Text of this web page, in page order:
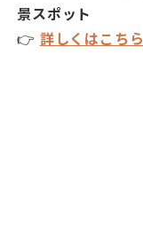
景スポット
👉 詳しくはこちら